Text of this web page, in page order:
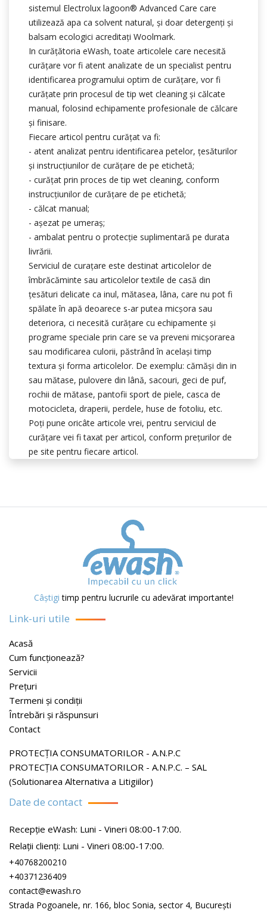
sistemul Electrolux lagoon® Advanced Care care
utilizează apa ca solvent natural, şi doar detergenți şi
balsam ecologici acreditați Woolmark.
In curățătoria eWash, toate articolele care necesită
curățare vor fi atent analizate de un specialist pentru
identificarea programului optim de curățare, vor fi
curățate prin procesul de tip wet cleaning și călcate
manual, folosind echipamente profesionale de călcare
și finisare.
Fiecare articol pentru curățat va fi:
- atent analizat pentru identificarea petelor, țesăturilor
şi instrucțiunilor de curățare de pe etichetă;
- curățat prin proces de tip wet cleaning, conform
instrucțiunilor de curățare de pe etichetă;
- călcat manual;
- așezat pe umeraș;
- ambalat pentru o protecție suplimentară pe durata
livrării.
Serviciul de curațare este destinat articolelor de
îmbrăcăminte sau articolelor textile de casă din
țesături delicate ca inul, mătasea, lâna, care nu pot fi
spălate în apă deoarece s-ar putea micşora sau
deteriora, ci necesită curăţare cu echipamente și
programe speciale prin care se va preveni micşorarea
sau modificarea culorii, păstrând în acelaşi timp
textura și forma articolelor. De exemplu: cămăşi din in
sau mătase, pulovere din lână, sacouri, geci de puf,
rochii de mătase, pantofii sport de piele, casca de
motocicleta, draperii, perdele, huse de fotoliu, etc.
Poţi pune oricâte articole vrei, pentru serviciul de
curăţare vei fi taxat per articol, conform preţurilor de
pe site pentru fiecare articol.
Câștigi timp pentru lucrurile cu adevărat importante!
Link-uri utile
Acasă
Cum funcționează?
Servicii
Prețuri
Termeni și condiții
Întrebări și răspunsuri
Contact
PROTECŢIA CONSUMATORILOR - A.N.P.C
PROTECŢIA CONSUMATORILOR - A.N.P.C. – SAL
(Solutionarea Alternativa a Litigiilor)
Date de contact
Recepție eWash: Luni - Vineri 08:00-17:00.
Relații clienți: Luni - Vineri 08:00-17:00.
+40768200210
+40371236409
contact@ewash.ro
Strada Pogoanele, nr. 166, bloc Sonia, sector 4, București